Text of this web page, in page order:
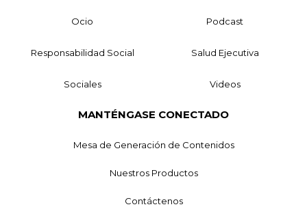
Ocio Podcast
Responsabilidad Social Salud Ejecutiva
Sociales Videos
MANTÉNGASE CONECTADO
Mesa de Generación de Contenidos
Nuestros Productos
Contáctenos